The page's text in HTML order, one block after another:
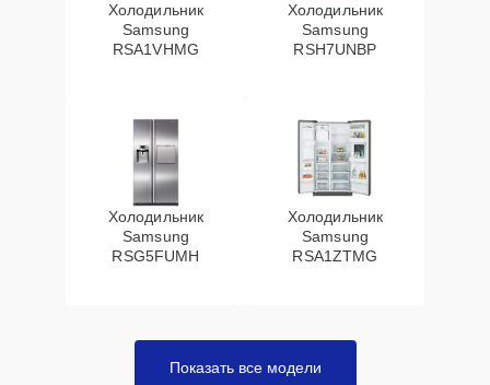
Холодильник
Samsung
RSA1VHMG
Холодильник
Samsung
RSH7UNBP
Холодильник
Samsung
RSG5FUMH
Холодильник
Samsung
RSA1ZTMG
Показать все модели